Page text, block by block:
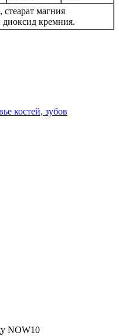
стеарат магния
диоксид кремния.
костей, зубов
NOW10